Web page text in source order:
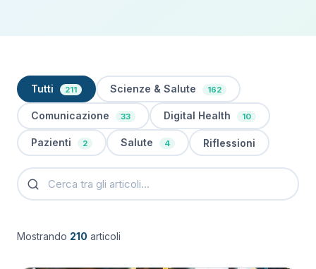
Tutti 211 Scienze & Salute 162
Comunicazione 33 Digital Health 10
Pazienti 2 Salute 4 Riflessioni
Mostrando 210 articoli